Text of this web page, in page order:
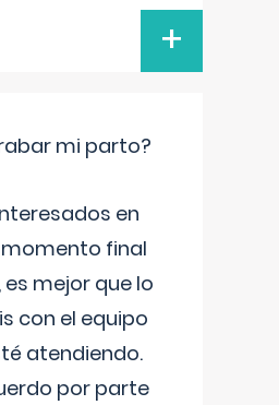
+
mi parto?
en
final
mejor que lo
con el equipo
atendiendo.
por parte